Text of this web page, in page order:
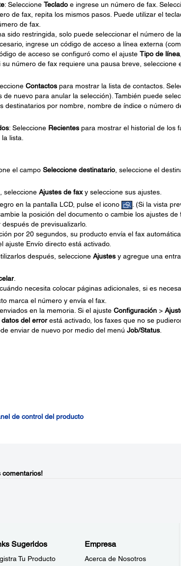
: Seleccione Tecladoe ingrese un número de fax.
de fax, repita los mismos pasos. Puede utilizar el
de fax.
sido restringida, solo puede seleccionar el número de
ingrese un código de acceso a línea externa
de acceso se configuró como el ajuste Tipo de línea
número de fax requiere una pausa breve, seleccione
Contactospara mostrar la lista de contactos.
nuevo para anular la selección). También puede
destinatarios por nombre, nombre de índice o número
: Seleccione Recientespara mostrar el historial de los
lista.
el campo Seleccione destinatario, seleccione el
seleccione Ajustes de faxy seleccione sus ajustes.
en la pantalla LCD, pulse el icono
. (Si la vista
la posición del documento o cambie los ajustes de
de previsualizarlo.
por 20 segundos, su producto envía el fax
ajuste Envío directo está activado.
después, seleccione Ajustesy agregue una
.
necesita colocar páginas adicionales, si es
marca el número y envía el fax.
en la memoria. Si el ajuste Configuración>
del errorestá activado, los faxes que no se
enviar de nuevo por medio del menú Job/Status.
de control del producto
comentarios!
Sugeridos
Tu Producto
Empresa
Acerca de Nosotros